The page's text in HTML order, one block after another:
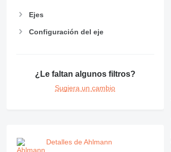
Ejes
Configuración del eje
¿Le faltan algunos filtros?
Sugiera un cambio
Detalles de Ahlmann